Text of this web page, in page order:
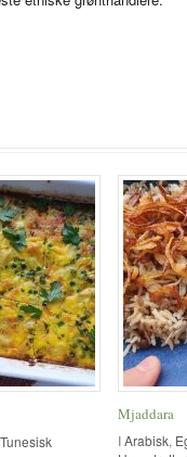
Tunesisk
Mjaddara
IArabisk,